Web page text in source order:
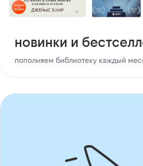
новинки и
пополняем библиотеку каждый